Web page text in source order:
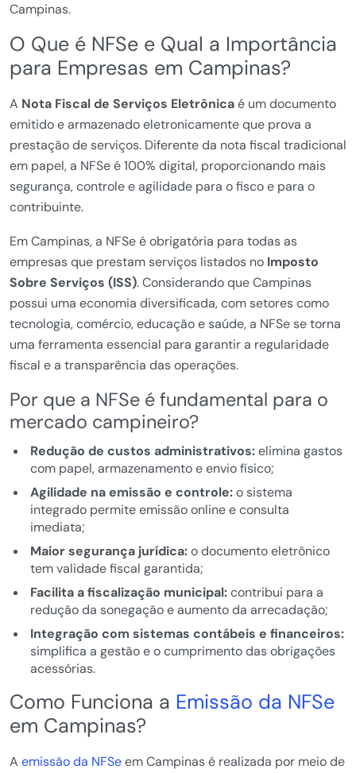
Campinas.
O Que é NFSe e Qual a Importância
para Empresas em Campinas?
A Nota Fiscal de Serviços Eletrônicaé um documento
emitido e armazenado eletronicamente que prova a
prestação de serviços. Diferente da nota fiscal tradicional
em papel, a NFSe é 100% digital, proporcionando mais
segurança, controle e agilidade para o fisco e para o
contribuinte.
Em Campinas, a NFSe é obrigatória para todas as
empresas que prestam serviços listados no Imposto
Sobre Serviços (ISS). Considerando que Campinas
possui uma economia diversificada, com setores como
tecnologia, comércio, educação e saúde, a NFSe se torna
uma ferramenta essencial para garantir a regularidade
fiscal e a transparência das operações.
Por que a NFSe é fundamental para o
mercado campineiro?
Redução de custos administrativos:elimina gastos
com papel, armazenamento e envio físico;
Agilidade na emissão e controle:o sistema
integrado permite emissão online e consulta
imediata;
Maior segurança jurídica:o documento eletrônico
tem validade fiscal garantida;
Facilita a fiscalização municipal:contribui para a
redução da sonegação e aumento da arrecadação;
Integração com sistemas contábeis e financeiros:
simplifica a gestão e o cumprimento das obrigações
acessórias.
Como Funciona a Emissão da NFSe
em Campinas?
A emissão da NFSeem Campinas é realizada por meio de